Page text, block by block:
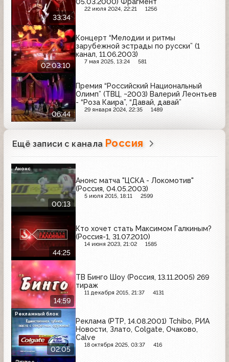
33:34
22 июля 2024, 22:21 1256
02:03:10
Концерт “Мелодии и ритмы
зарубежной эстрады по русски” (1
канал, 11.06.2003)
7 мая 2025, 13:24 581
06:44
Премия “Российский Национальный
Олимп” (ТВЦ, ~2003) Валерий Леонтьев
- “Роза Каира”, “Давай, давай”
29 января 2024, 22:35 1489
Ещё записи с канала Россия
00:13
Анонс матча "ЦСКА - Локомотив"
(Россия, 04.05.2003)
5 июля 2015, 18:11 2599
Анонс
44:25
Кто хочет стать Максимом Галкиным?
(Россия-1, 31.07.2010)
14 июня 2023, 21:02 1585
14:59
ТВ Бинго Шоу (Россия, 13.11.2005) 269
тираж
11 декабря 2015, 21:37 4131
02:05
Реклама (РТР, 14.08.2001) Tchibo, РИА
Новости, Злато, Colgate, Очаково,
Calve
18 октября 2025, 03:37 416
Рекламный блок